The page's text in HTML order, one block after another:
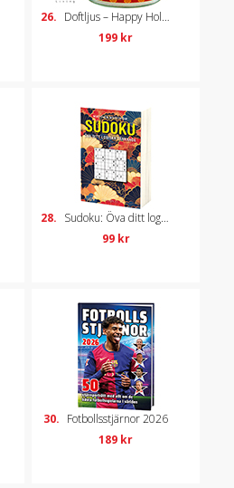
26. Doftljus – Happy Holiday
199 kr
28. Sudoku: Öva ditt logiska tänkande
99 kr
30. Fotbollsstjärnor 2026
189 kr